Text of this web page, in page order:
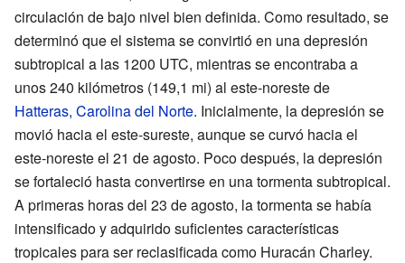
circulación de bajo nivel bien definida. Como resultado, se
determinó que el sistema se convirtió en una depresión
subtropical a las 1200 UTC, mientras se encontraba a
unos 240 kilómetros (149,1 mi) al este-noreste de
Hatteras, Carolina del Norte. Inicialmente, la depresión se
movió hacia el este-sureste, aunque se curvó hacia el
este-noreste el 21 de agosto. Poco después, la depresión
se fortaleció hasta convertirse en una tormenta subtropical.
A primeras horas del 23 de agosto, la tormenta se había
intensificado y adquirido suficientes características
tropicales para ser reclasificada como Huracán Charley.